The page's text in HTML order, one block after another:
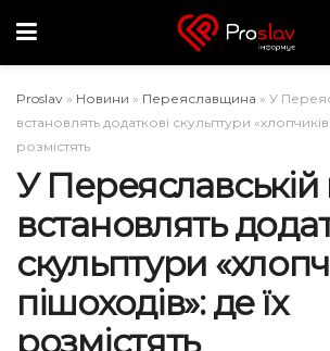
Proslav » Новини » Переяславщина » У
встановлять додаткові скульптури
розмістять
У Переяславській
встановлять
скульптури
пішоходів»: де їх
розмістять